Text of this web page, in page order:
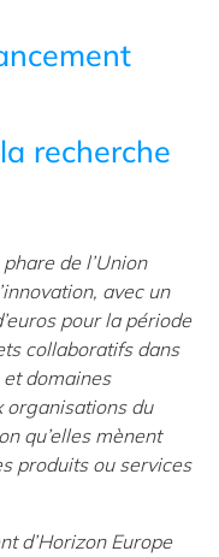
la recherche
de l’Union
avec un
pour la période
collaboratifs dans
domaines
organisations du
qu’elles mènent
produits ou services
d’Horizon Europe